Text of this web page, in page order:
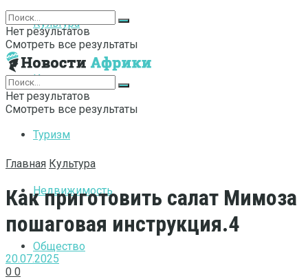
Культура
Интернет
Туризм
Недвижимость
Общество
Нет результатов
Смотреть все результаты
Нет результатов
Смотреть все результаты
Главная Культура
Как приготовить салат Мимоза
пошаговая инструкция.4
20.07.2025
0 0